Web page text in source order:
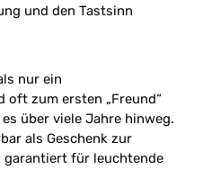
und den Tastsinn
nur ein
oft zum ersten „Freund“
über viele Jahre hinweg.
als Geschenk zur
garantiert für leuchtende